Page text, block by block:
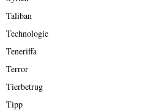
Taliban
Technologie
Teneriffa
Terror
Tierbetrug
Tipp